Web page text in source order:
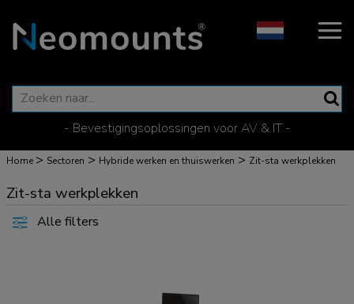
- Bevestigingsoplossingen voor AV & IT -
Home > Sectoren > Hybride werken en thuiswerken > Zit-sta werkplekken
Zit-sta werkplekken
Alle filters